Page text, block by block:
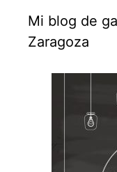
Mi blog de
Zaragoza